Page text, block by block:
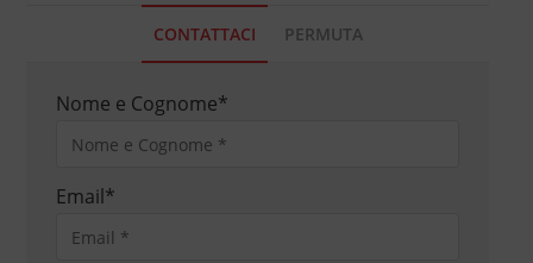
CONTATTACI PERMUTA
Nome e Cognome*
Email*